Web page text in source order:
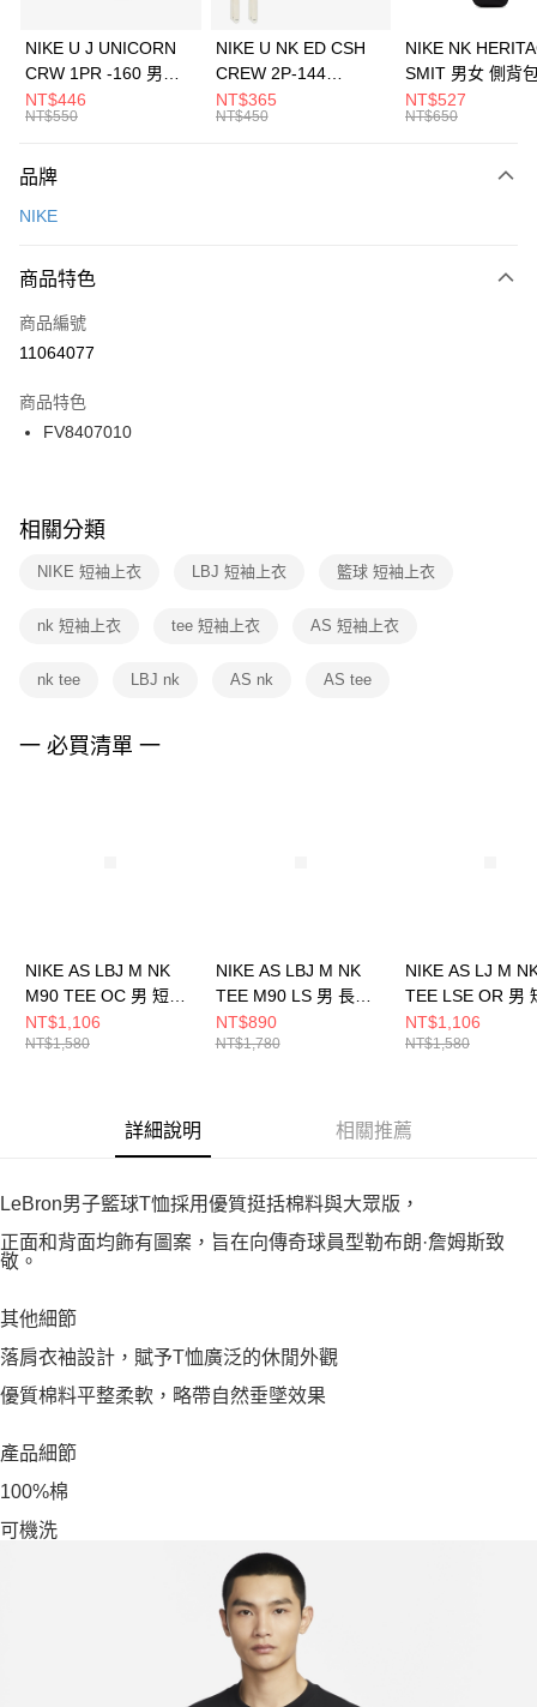
元大商業銀行
台灣樂天信用卡公司
全盈+PAY
AFTEE先享後付
【關於「AFTEE先享後付」】
便利好安心！
３．安心：先確認商品／服務後，再付款。
【「AFTEE先享後付」結帳流程】
１．於結帳方式選擇「AFTEE先享後付」後，將跳轉至「AFTEE先享後付」
２．訂單成立數日內，您將收到繳費通知簡訊。
３．收到繳費通知簡訊後14天內，點擊此簡訊中的連結，可透過四大超商／
ATM／網路銀行／等多元方式進行付款，方視為交易完成。
※ 交易是否成功請以「AFTEE先享後付 」之結帳頁面顯示為準，若有關於
是否繳費成功／繳費後需取消欲退款等相關疑問，請聯繫「AFTEE先享後付
客戶支援中心」https://netprotections.freshdesk.com/support/home
１．透過由恩沛科技股份有限公司提供之「AFTEE先享後付」服務完成之交
權轉讓予恩沛科技股份有限公司。
３．未成年的使用者請事先徵得法定代理人或監護人之同意方可使用
「AFTEE先享後付」，若未經同意申辦者引起之損失，本公司不負相關責
運送方式
每筆NT$100，滿NT$1,500(含以上)免運費
宅配
每筆NT$100，滿NT$1,500(含以上)免運費
付款後門市自取
每筆NT$100，滿NT$1,500(含以上)免運費
NIKE U J UNICORN
CRW 1PR -160 男女
中統襪 FZ3393100
NT$446
NT$550
NIKE U NK ED CSH
CREW 2P-144
EMBRDY 男女 短統襪
FZ3073133
NT$365
NT$450
NIKE NK
SMIT 男女 側背
BA5871010
NT$527
NT$650
品牌
NIKE
商品特色
商品編號
11064077
商品特色
FV8407010
相關分類
NIKE 短袖上衣 LBJ 短袖上衣 籃球 短袖上衣
nk 短袖上衣 tee 短袖上衣 AS 短袖上衣
nk tee LBJ nk AS nk AS tee
一 必買清單 一
NIKE AS LBJ M NK
M90 TEE OC 男 短袖
上衣 HJ3413010
NT$1,106
NT$1,580
NIKE AS LBJ M NK
TEE M90 LS 男 長袖
上衣 HF6192010
NT$890
NT$1,780
NIKE AS LJ M
TEE LSE OR 男
上衣 IH8563045
NT$1,106
NT$1,580
詳細說明 相關推薦
LeBron男子籃球T恤採用優質挺括棉料與大眾版，
正面和背面均飾有圖案，旨在向傳奇球員型勒布朗·詹姆斯致
敬。
其他細節
落肩衣袖設計，賦予T恤廣泛的休閒外觀
優質棉料平整柔軟，略帶自然垂墜效果
產品細節
100%棉
可機洗